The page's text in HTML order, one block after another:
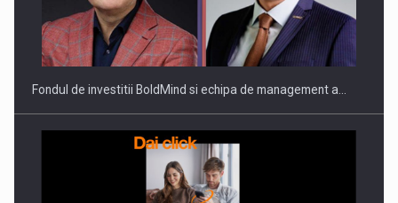
Fondul de investitii BoldMind si echipa de management a…